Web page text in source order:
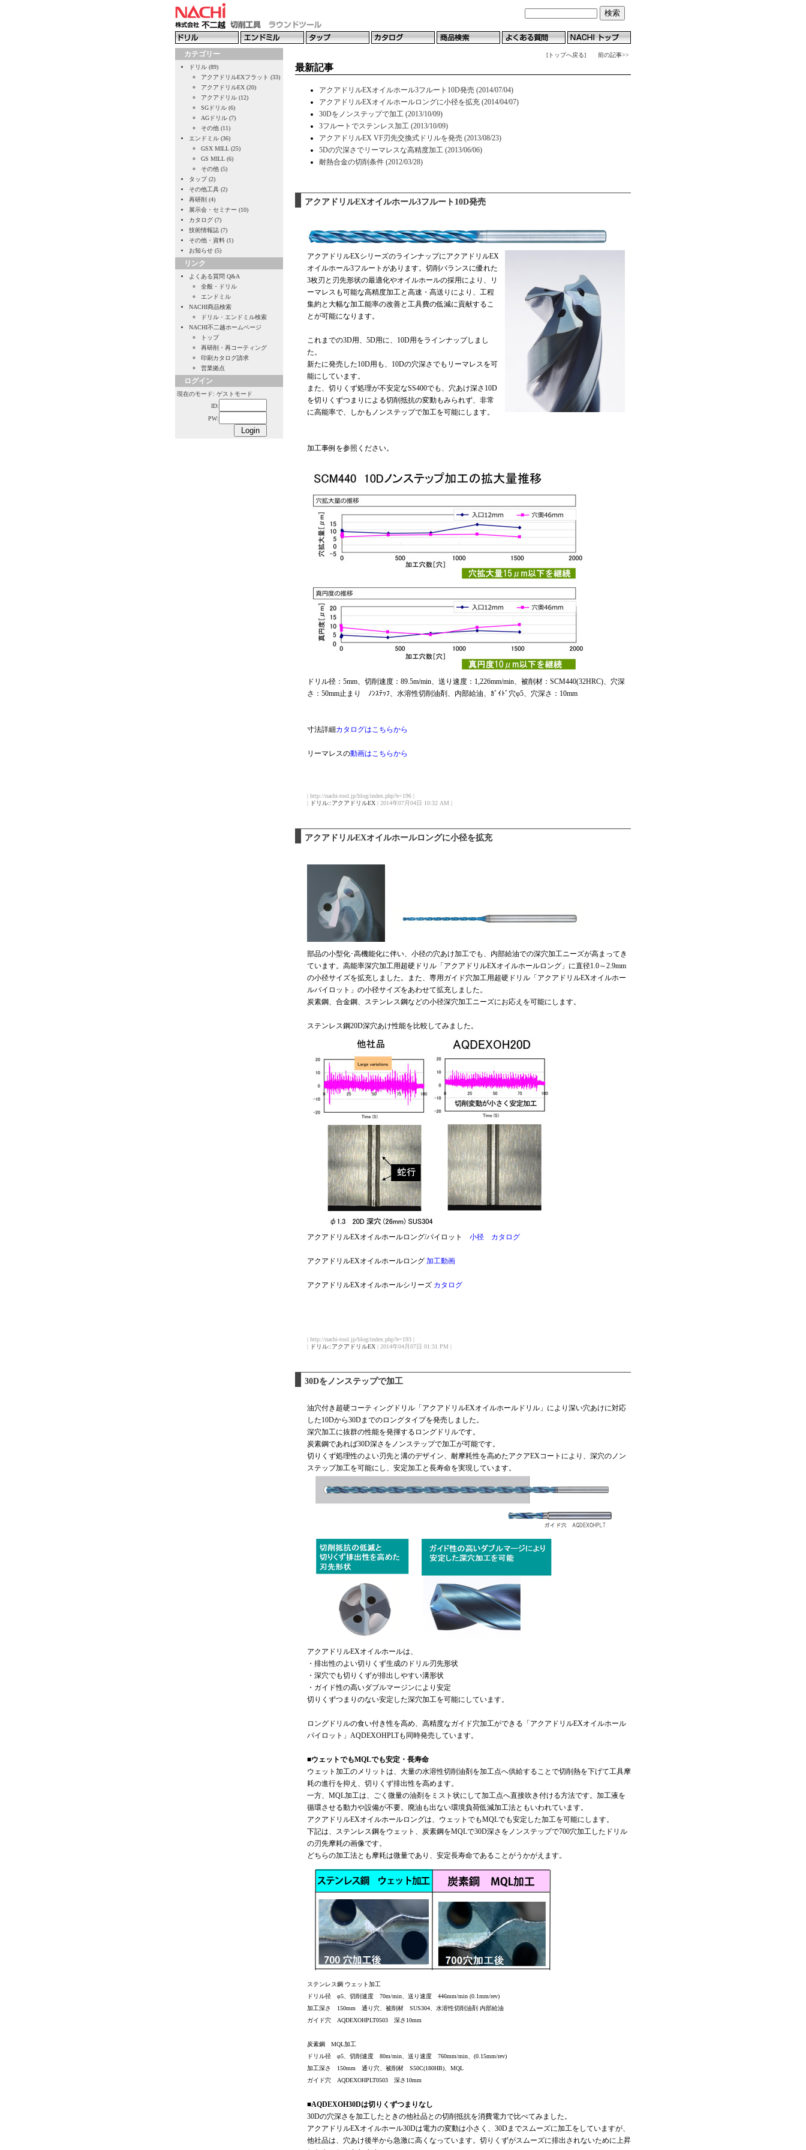
カテゴリー
ドリル (89)
アクアドリルEXフラット (33)
アクアドリルEX (20)
アクアドリル (12)
SGドリル (6)
AGドリル (7)
その他 (11)
エンドミル (36)
GSX MILL (25)
GS MILL (6)
その他 (5)
タップ (2)
その他工具 (2)
再研削 (4)
展示会・セミナー (10)
カタログ (7)
技術情報誌 (7)
その他・資料 (1)
お知らせ (5)
リンク
よくある質問 Q&A
全般・ドリル
エンドミル
NACHI商品検索
ドリル・エンドミル検索
NACHI不二越ホームページ
トップ
再研削・再コーティング
印刷カタログ請求
営業拠点
ログイン
現在のモード: ゲストモード
ID:
PW:
[トップへ戻る] 前の記事>>
最新記事
アクアドリルEXオイルホール3フルート10D発売 (2014/07/04)
アクアドリルEXオイルホールロングに小径を拡充 (2014/04/07)
30Dをノンステップで加工 (2013/10/09)
3フルートでステンレス加工 (2013/10/09)
アクアドリルEX VF刃先交換式ドリルを発売 (2013/08/23)
5Dの穴深さでリーマレスな高精度加工 (2013/06/06)
耐熱合金の切削条件 (2012/03/28)
アクアドリルEXオイルホール3フルート10D発売
アクアドリルEXシリーズのラインナップにアクアドリルEX
オイルホール3フルートがあります。切削バランスに優れた
3枚刃と刃先形状の最適化やオイルホールの採用により、リ
ーマレスも可能な高精度加工と高速・高送りにより、工程
集約と大幅な加工能率の改善と工具費の低減に貢献するこ
とが可能になります。
これまでの3D用、5D用に、10D用をラインナップしまし
た。
新たに発売した10D用も、10Dの穴深さでもリーマレスを可
能にしています。
また、切りくず処理が不安定なSS400でも、穴あけ深さ10D
を切りくずつまりによる切削抵抗の変動もみられず、非常
に高能率で、しかもノンステップで加工を可能にします。
加工事例を参照ください。
ドリル径：5mm、切削速度：89.5m/min、送り速度：1,226mm/min、被削材：SCM440(32HRC)、穴深
さ：50mm止まり ﾉﾝｽﾃｯﾌ、水溶性切削油剤、内部給油、ｶﾞｲﾄﾞ穴φ5、穴深さ：10mm
寸法詳細カタログはこちらから
リーマレスの動画はこちらから
| http://nachi-tool.jp/blog/index.php?e=196 |
| ドリル::アクアドリルEX | 2014年07月04日 10:32 AM |
アクアドリルEXオイルホールロングに小径を拡充
部品の小型化･高機能化に伴い、小径の穴あけ加工でも、内部給油での深穴加工ニーズが高まってき
ています。高能率深穴加工用超硬ドリル「アクアドリルEXオイルホールロング」に直径1.0～2.9mm
の小径サイズを拡充しました。また、専用ガイド穴加工用超硬ドリル「アクアドリルEXオイルホー
ルパイロット」の小径サイズをあわせて拡充しました。
炭素鋼、合金鋼、ステンレス鋼などの小径深穴加工ニーズにお応えを可能にします。
ステンレス鋼20D深穴あけ性能を比較してみました。
アクアドリルEXオイルホールロング/パイロット 小径 カタログ
アクアドリルEXオイルホールロング 加工動画
アクアドリルEXオイルホールシリーズ カタログ
| http://nachi-tool.jp/blog/index.php?e=193 |
| ドリル::アクアドリルEX | 2014年04月07日 01:31 PM |
30Dをノンステップで加工
油穴付き超硬コーティングドリル「アクアドリルEXオイルホールドリル」により深い穴あけに対応
した10Dから30Dまでのロングタイプを発売しました。
深穴加工に抜群の性能を発揮するロングドリルです。
炭素鋼であれば30D深さをノンステップで加工が可能です。
切りくず処理性のよい刃先と溝のデザイン、耐摩耗性を高めたアクアEXコートにより、深穴のノン
ステップ加工を可能にし、安定加工と長寿命を実現しています。
アクアドリルEXオイルホールは、
・排出性のよい切りくず生成のドリル刃先形状
・深穴でも切りくずが排出しやすい溝形状
・ガイド性の高いダブルマージンにより安定
切りくずつまりのない安定した深穴加工を可能にしています。
ロングドリルの食い付き性を高め、高精度なガイド穴加工ができる「アクアドリルEXオイルホール
パイロット」AQDEXOHPLTも同時発売しています。
■ウェットでもMQLでも安定・長寿命
ウェット加工のメリットは、大量の水溶性切削油剤を加工点へ供給することで切削熱を下げて工具摩
耗の進行を抑え、切りくず排出性を高めます。
一方、MQL加工は、ごく微量の油剤をミスト状にして加工点へ直接吹き付ける方法です。加工液を
循環させる動力や設備が不要。廃油も出ない環境負荷低減加工法ともいわれています。
アクアドリルEXオイルホールロングは、ウェットでもMQLでも安定した加工を可能にします。
下記は、ステンレス鋼をウェット、炭素鋼をMQLで30D深さをノンステップで700穴加工したドリル
の刃先摩耗の画像です。
どちらの加工法とも摩耗は微量であり、安定長寿命であることがうかがえます。
ステンレス鋼 ウェット加工
ドリル径 φ5、切削速度 70m/min、送り速度 446mm/min (0.1mm/rev)
加工深さ 150mm 通り穴、被削材 SUS304、水溶性切削油剤 内部給油
ガイド穴 AQDEXOHPLT0503 深さ10mm
炭素鋼 MQL加工
ドリル径 φ5、切削速度 80m/min、送り速度 760mm/min、(0.15mm/rev)
加工深さ 150mm 通り穴、被削材 S50C(180HB)、MQL
ガイド穴 AQDEXOHPLT0503 深さ10mm
■AQDEXOH30Dは切りくずつまりなし
30Dの穴深さを加工したときの他社品との切削抵抗を消費電力で比べてみました。
アクアドリルEXオイルホール30Dは電力の変動は小さく、30Dまでスムーズに加工をしていますが、
他社品は、穴あけ後半から急激に高くなっています。切りくずがスムーズに排出されないために上昇